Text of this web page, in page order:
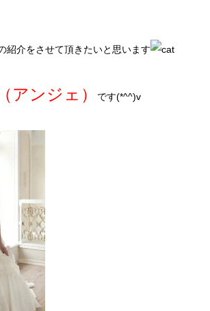
紹介をさせて頂きたいと思います
アンジェ） です(*^^)v